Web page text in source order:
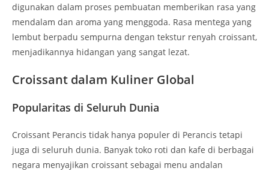
digunakan dalam proses pembuatan memberikan rasa yang
mendalam dan aroma yang menggoda. Rasa mentega yang
lembut berpadu sempurna dengan tekstur renyah croissant,
menjadikannya hidangan yang sangat lezat.
Croissant dalam Kuliner Global
Popularitas di Seluruh Dunia
Croissant Perancis tidak hanya populer di Perancis tetapi
juga di seluruh dunia. Banyak toko roti dan kafe di berbagai
negara menyajikan croissant sebagai menu andalan